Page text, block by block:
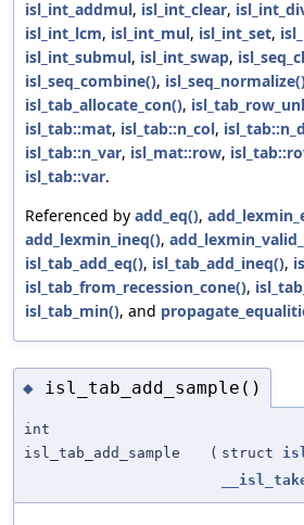
isl_int_addmul, isl_int_clear,
isl_int_lcm, isl_int_mul, isl_int_set,
isl_int_submul, isl_int_swap,
isl_seq_combine(),
isl_tab_allocate_con(),
isl_tab::mat, isl_tab::n_col,
isl_tab::n_var, isl_mat::row,
isl_tab::var.
Referenced by add_eq(),
add_lexmin_ineq(),
isl_tab_add_eq(), isl_tab_add_ineq(),
isl_tab_from_recession_cone(),
isl_tab_min(), and
◆ isl_tab_add_sample()
int
isl_tab_add_sample
( struct